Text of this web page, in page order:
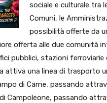
sociale e culturale tra
Comuni, le
possibilità offerte da
offerta alle due comunità
pubblici, stazioni ferroviarie
attiva una linea di trasporto
di Carne, passando
Campoleone, passando